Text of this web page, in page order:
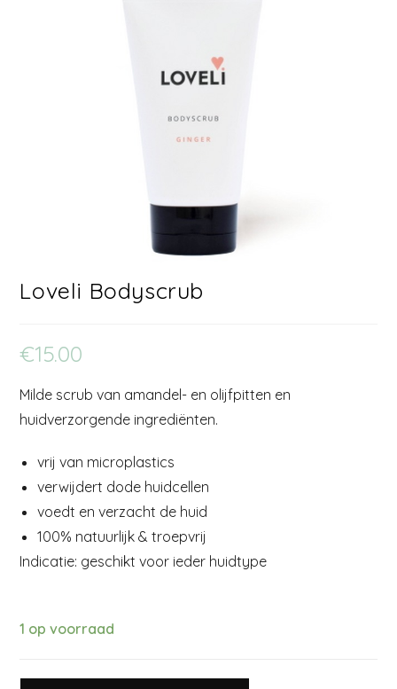
Loveli Bodyscrub
€15.00
Milde scrub van amandel- en olijfpitten en
huidverzorgende ingrediënten.
vrij van microplastics
verwijdert dode huidcellen
voedt en verzacht de huid
100% natuurlijk & troepvrij
Indicatie: geschikt voor ieder huidtype
1 op voorraad